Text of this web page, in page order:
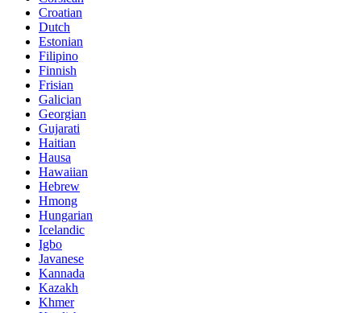
Croatian
Dutch
Estonian
Filipino
Finnish
Frisian
Galician
Georgian
Gujarati
Haitian
Hausa
Hawaiian
Hebrew
Hmong
Hungarian
Icelandic
Igbo
Javanese
Kannada
Kazakh
Khmer